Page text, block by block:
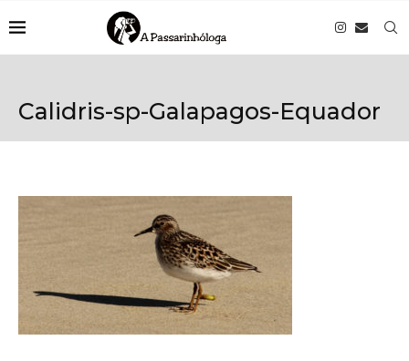
Calidris-sp-Galapagos-Equador